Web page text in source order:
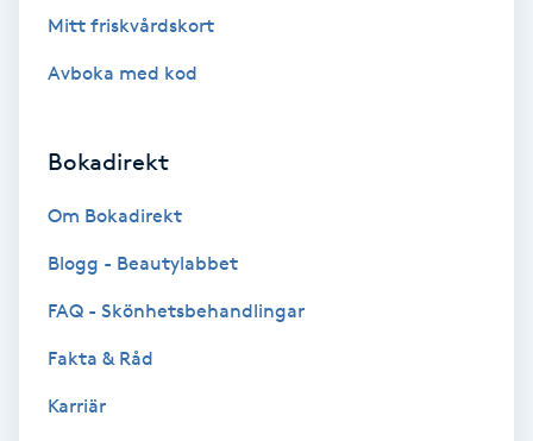
Torrborstning
Träning
Mitt friskvårdskort
Avboka med kod
Bokadirekt
Om Bokadirekt
Blogg - Beautylabbet
FAQ - Skönhetsbehandlingar
Fakta & Råd
Karriär